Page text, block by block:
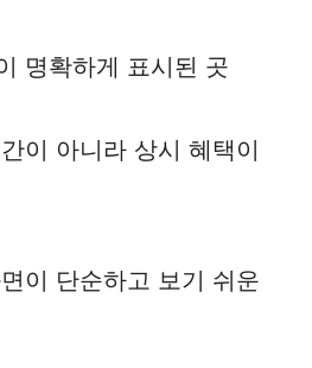
명확하게 표시된 곳
이 아니라 상시 혜택이
이 단순하고 보기 쉬운